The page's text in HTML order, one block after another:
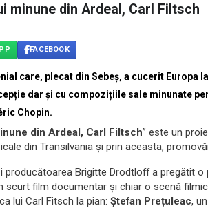
minune din Ardeal, Carl Filtsch
FACEBOOK
care, plecat din Sebeș, a cucerit Europa
dar și cu compozițiile sale minunate
Chopin.
din Ardeal, Carl Filtsch” este un
din Transilvania și prin aceasta,
producătoarea Brigitte Drodtloff a pregătit
scurt film documentar și chiar o scenă
lui Carl Fitsch la pian: Ștefan Prețuleac,